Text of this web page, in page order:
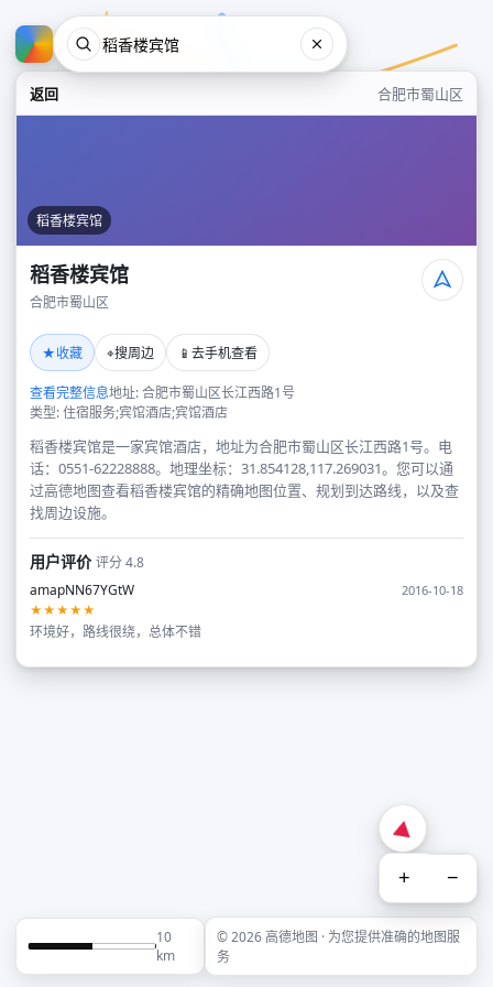
返回 合肥市蜀山区
稻香楼宾馆
稻香楼宾馆
合肥市蜀山区
★收藏 ⌖搜周边 📱 去手机查看
查看完整信息地址: 合肥市蜀山区长江西路1号
类型: 住宿服务;宾馆酒店;宾馆酒店
稻香楼宾馆是一家宾馆酒店，地址为合肥市蜀山区长江西路1号。电
话：0551-62228888。地理坐标：31.854128,117.269031。您可以通
过高德地图查看稻香楼宾馆的精确地图位置、规划到达路线，以及查
找周边设施。
用户评价评分 4.8
amapNN67YGtW
2016-10-18
★★★★★
环境好，路线很绕，总体不错
+ −
10
km
© 2026 高德地图 · 为您提供准确的地图服
务